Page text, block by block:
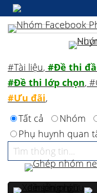
#Tài liệu, #Đề thi
#Đề thi lớp chọn,
#Ưu đãi,
Tất cả
Nhóm
Phụ huynh quan